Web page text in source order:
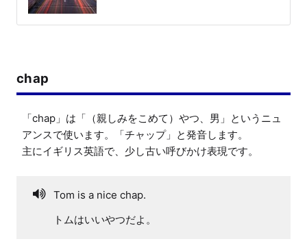
chap
「chap」は「（親しみをこめて）やつ、男」というニュ
アンスで使います。「チャップ」と発音します。
主にイギリス英語で、少し古い呼びかけ表現です。
Tom is a nice chap.
トムはいいやつだよ。